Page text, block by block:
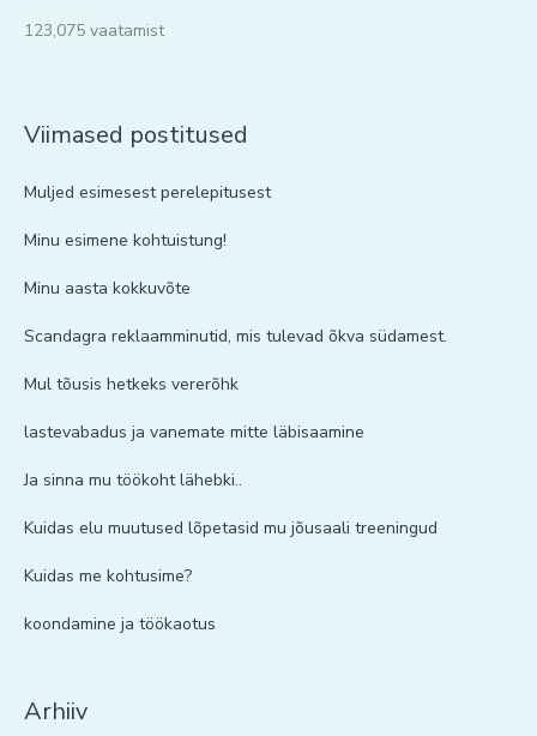
123,075 vaatamist
Viimased postitused
Muljed esimesest perelepitusest
Minu esimene kohtuistung!
Minu aasta kokkuvõte
Scandagra reklaamminutid, mis tulevad õkva südamest.
Mul tõusis hetkeks vererõhk
lastevabadus ja vanemate mitte läbisaamine
Ja sinna mu töökoht lähebki..
Kuidas elu muutused lõpetasid mu jõusaali treeningud
Kuidas me kohtusime?
koondamine ja töökaotus
Arhiiv